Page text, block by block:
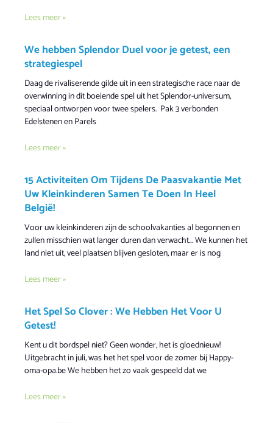
Lees meer »
We hebben Splendor Duel voor je getest, een
strategiespel
Daag de rivaliserende gilde uit in een strategische race naar de
overwinning in dit boeiende spel uit het Splendor-universum,
speciaal ontworpen voor twee spelers. Pak 3 verbonden
Edelstenen en Parels
Lees meer »
15 Activiteiten Om Tijdens De Paasvakantie Met
Uw Kleinkinderen Samen Te Doen In Heel
België!
Voor uw kleinkinderen zijn de schoolvakanties al begonnen en
zullen misschien wat langer duren dan verwacht… We kunnen het
land niet uit, veel plaatsen blijven gesloten, maar er is nog
Lees meer »
Het Spel So Clover : We Hebben Het Voor U
Getest!
Kent u dit bordspel niet? Geen wonder, het is gloednieuw!
Uitgebracht in juli, was het het spel voor de zomer bij Happy-
oma-opa.be We hebben het zo vaak gespeeld dat we
Lees meer »